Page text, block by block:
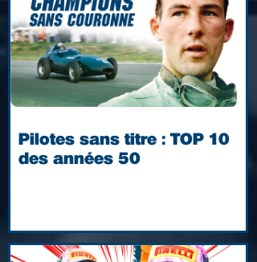
Pilotes sans titre : TOP 10
des années 50